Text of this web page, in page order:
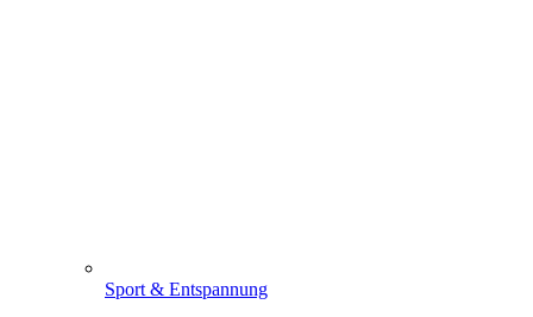
Sport & Entspannung